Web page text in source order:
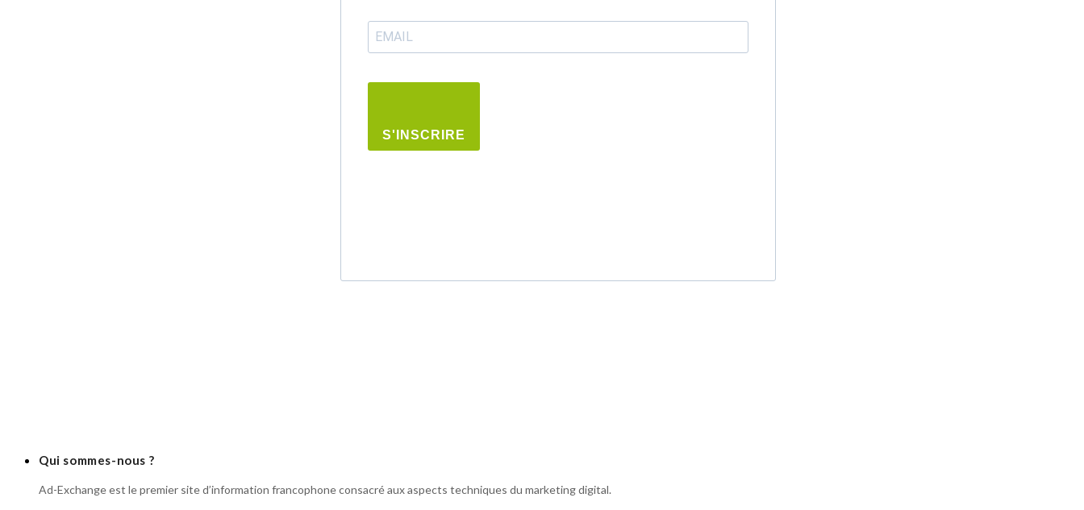
S'INSCRIRE
Qui sommes-nous ?
Ad-Exchange est le premier site d’information francophone consacré aux aspects techniques du marketing digital.